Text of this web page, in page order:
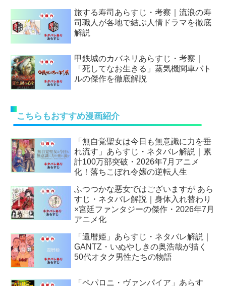
旅する寿司あらすじ・考察｜流浪の寿
司職人が各地で結ぶ人情ドラマを徹底
解説
甲鉄城のカバネリあらすじ・考察｜
「死してなお生きる」蒸気機関車バト
ルの傑作を徹底解説
こちらもおすすめ漫画紹介
「無自覚聖女は今日も無意識に力を垂
れ流す」あらすじ・ネタバレ解説｜累
計100万部突破・2026年7月アニメ
化！落ちこぼれ令嬢の逆転人生
ふつつかな悪女ではございますが あら
すじ・ネタバレ解説｜身体入れ替わり
×宮廷ファンタジーの傑作・2026年7月
アニメ化
「還暦姫」あらすじ・ネタバレ解説｜
GANTZ・いぬやしきの奥浩哉が描く
50代オタク男性たちの物語
「ペパロニ・ヴァンパイア」あらす